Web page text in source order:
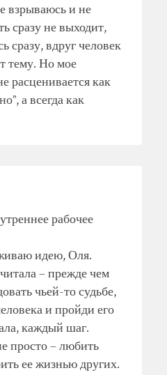
взрываюсь и не
сразу не выходит,
сразу, вдруг человек
тему. Но мое
расценивается как
а всегда как
рабочее
идею, Оля.
– прежде чем
чьей-то судьбе,
и пройди его
каждый шаг.
просто – любить
ее жизнью других.